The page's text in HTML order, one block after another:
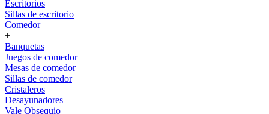
Escritorios
Sillas de escritorio
Comedor
+
Banquetas
Juegos de comedor
Mesas de comedor
Sillas de comedor
Cristaleros
Desayunadores
Vale Obsequio